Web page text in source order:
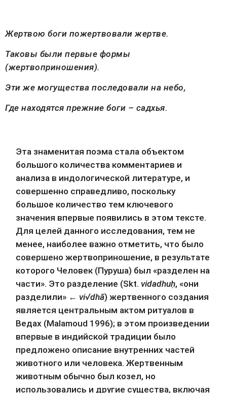
Жертвою боги пожертвовали жертве.
Таковы были первые формы
(жертвоприношения).
Эти же могущества последовали на небо,
Где находятся прежние боги – садхья.
Эта знаменитая поэма стала объектом
большого количества комментариев и
анализа в индологической литературе, и
совершенно справедливо, поскольку
большое количество тем ключевого
значения впервые появились в этом тексте.
Для целей данного исследования, тем не
менее, наиболее важно отметить, что было
совершено жертвоприношение, в результате
которого Человек (Пуруша) был «разделен на
части». Это разделение (Skt. vidadhuḥ, «они
разделили» ← vi√dhā) жертвенного создания
является центральным актом ритуалов в
Ведах (Malamoud 1996); в этом произведении
впервые в индийской традиции было
предложено описание внутренних частей
животного или человека. Жертвенным
животным обычно был козел, но
использовались и другие существа, включая